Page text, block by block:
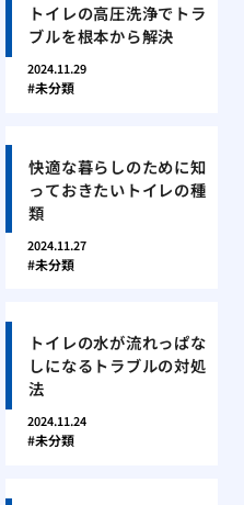
トイレの高圧洗浄でトラ
ブルを根本から解決
2024.11.29
未分類
快適な暮らしのために知
っておきたいトイレの種
類
2024.11.27
未分類
トイレの水が流れっぱな
しになるトラブルの対処
法
2024.11.24
未分類